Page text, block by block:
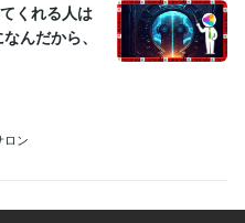
くれる人は
んだから、
ロン